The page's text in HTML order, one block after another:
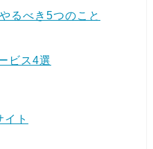
るべき5つのこと
ビス4選
ト